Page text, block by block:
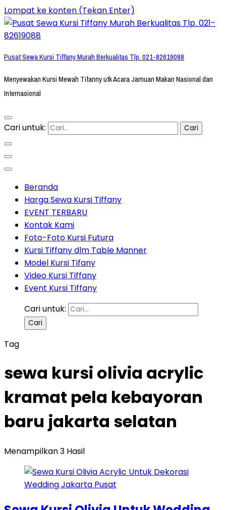
Lompat ke konten (Tekan Enter)
Pusat Sewa Kursi Tiffany Murah Berkualitas Tlp. 021-82619088
Menyewakan Kursi Mewah Tifanny utk Acara Jamuan Makan Nasional dan
Internasional
Cari untuk:
Beranda
Harga Sewa Kursi Tiffany
EVENT TERBARU
Kontak Kami
Foto-Foto Kursi Futura
Kursi Tiffany dlm Table Manner
Model Kursi Tifany
Video Kursi Tiffany
Event Kursi Tiffany
Cari untuk:
Tag
sewa kursi olivia acrylic
kramat pela kebayoran
baru jakarta selatan
Menampilkan 3 Hasil